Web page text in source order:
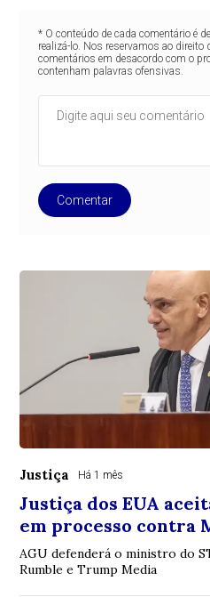
* O conteúdo de cada comentário é
realizá-lo. Nos reservamos ao direito
comentários em desacordo com o
contenham palavras ofensivas.
Comentar
Justiça Há 1 mês
Justiça dos EUA
em processo contra
AGU defenderá o ministro do
Rumble e Trump Media